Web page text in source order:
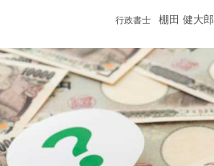
行政書士 棚田 健大郎